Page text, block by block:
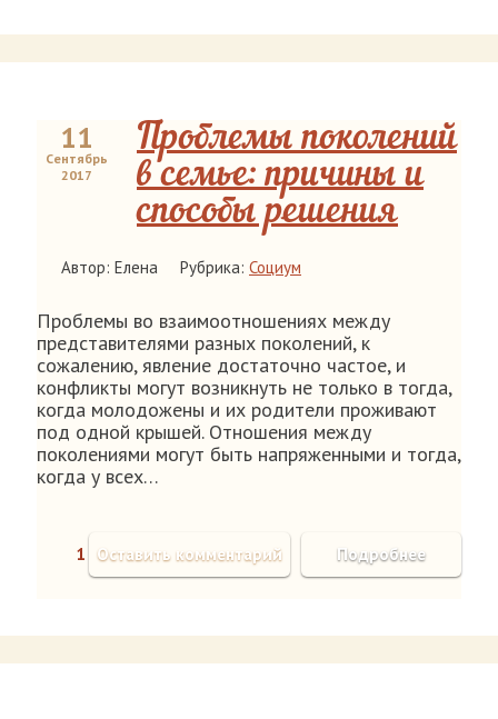
11
Сентябрь
2017
Проблемы поколений
в семье: причины и
способы решения
Автор: Елена Рубрика: Социум
Проблемы во взаимоотношениях между
представителями разных поколений, к
сожалению, явление достаточно частое, и
конфликты могут возникнуть не только в тогда,
когда молодожены и их родители проживают
под одной крышей. Отношения между
поколениями могут быть напряженными и тогда,
когда у всех…
1 Подробнее
Оставить комментарий